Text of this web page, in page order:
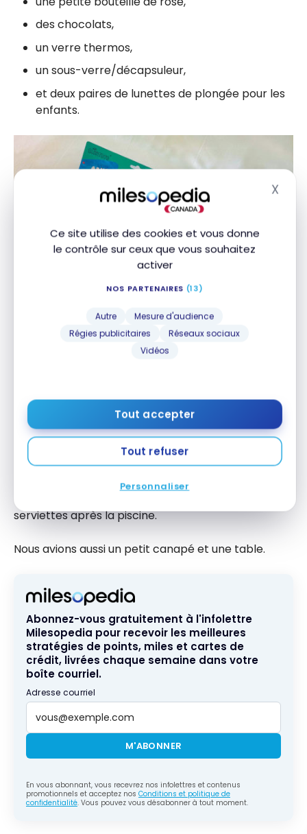
Ce site utilise des cookies et vous donne
le contrôle sur ceux que vous souhaitez
activer
NOS PARTENAIRES (13)
Autre
Mesure d'audience
Régies publicitaires
Réseaux sociaux
Vidéos
Tout accepter
Tout refuser
Personnaliser
X
des chocolats,
un verre thermos,
un sous-verre/décapsuleur,
et deux paires de lunettes de plongée pour les
enfants.
Curaçao Resort – Chambre
Récemment rénovée, notre chambre avec deux lits
Queen était très propre et disposait de beaucoup
de rangement avec un garde-robe, une console
sous la télévision et un système d’étagères et de
crochets très pratiques pour faire sécher les
serviettes après la piscine.
Nous avions aussi un petit canapé et une table.
Abonnez-vous gratuitement à l'infolettre
Milesopedia pour recevoir les meilleures
stratégies de points, miles et cartes de
crédit, livrées chaque semaine dans votre
boîte courriel.
Adresse courriel
M'ABONNER
En vous abonnant, vous recevrez nos infolettres et contenus
promotionnels et acceptez nos Conditions et politique de
confidentialité. Vous pouvez vous désabonner à tout moment.